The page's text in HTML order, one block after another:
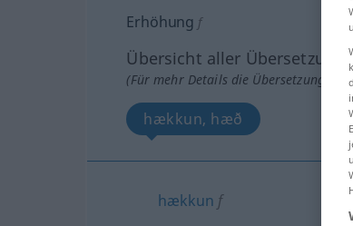
Erhöhung f
Übersicht aller
(Für mehr Details die Übersetzung
hækkun, hæð
hækkun f